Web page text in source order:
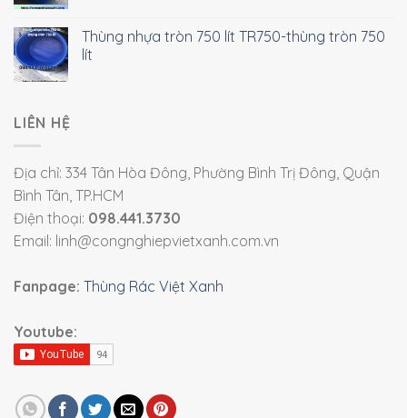
Thùng nhựa tròn 750 lít TR750-thùng tròn 750
lít
LIÊN HỆ
Địa chỉ: 334 Tân Hòa Đông, Phường Bình Trị Đông, Quận
Bình Tân, TP.HCM
Điện thoại: 098.441.3730
Email: linh@congnghiepvietxanh.com.vn
Fanpage: Thùng Rác Việt Xanh
Youtube: